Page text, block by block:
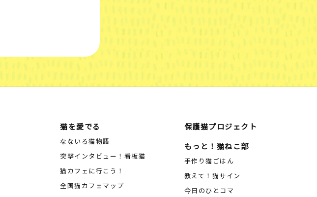
猫を愛でる
なないろ猫物語
突撃インタビュー！看板猫
猫カフェに行こう！
全国猫カフェマップ
保護猫プロジェクト
もっと！猫ねこ部
手作り猫ごはん
教えて！猫サイン
今日のひとコマ